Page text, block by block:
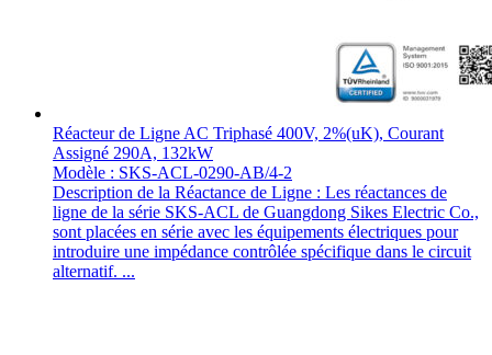
Réacteur de Ligne AC Triphasé 400V, 2%(uK), Courant
Assigné 290A, 132kW
Modèle : SKS-ACL-0290-AB/4-2
Description de la Réactance de Ligne : Les réactances de
ligne de la série SKS-ACL de Guangdong Sikes Electric Co.,
sont placées en série avec les équipements électriques pour
introduire une impédance contrôlée spécifique dans le circuit
alternatif. ...